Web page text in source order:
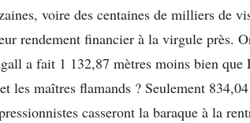
voire des centaines de milliers de
rendement financier à la virgule près.
a fait 1 132,87 mètres moins bien que
les maîtres flamands ? Seulement
casseront la baraque à la